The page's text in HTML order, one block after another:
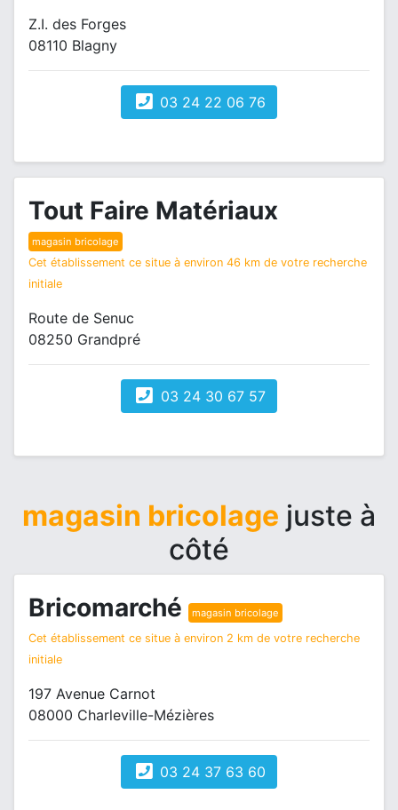
Z.I. des Forges
08110 Blagny
03 24 22 06 76
Tout Faire Matériaux
magasin bricolage
Cet établissement ce situe à environ 46 km de votre recherche
initiale
Route de Senuc
08250 Grandpré
03 24 30 67 57
magasin bricolage juste à
côté
Bricomarché magasin bricolage
Cet établissement ce situe à environ 2 km de votre recherche
initiale
197 Avenue Carnot
08000 Charleville-Mézières
03 24 37 63 60